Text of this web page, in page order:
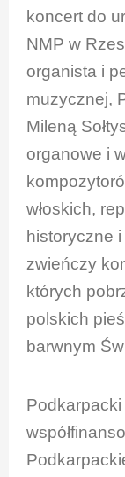
koncert do
NMP w
organista i
muzycznej,
Mileną
organowe i
włoskich,
historyczne
zwieńczy
których
polskich
barwnym